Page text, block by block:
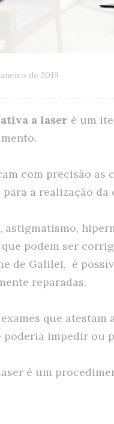
de 2019
a laser é um
com precisão as
a realização
podem ser
de Galilei, é
reparadas.
que atestam
poderia impedir ou
é um